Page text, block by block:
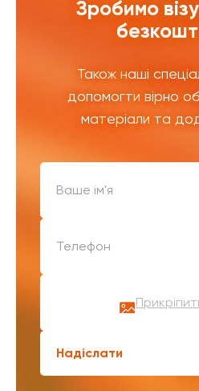
Зробимо
Також наші
допомогти вірно
матеріали та
Надіслати